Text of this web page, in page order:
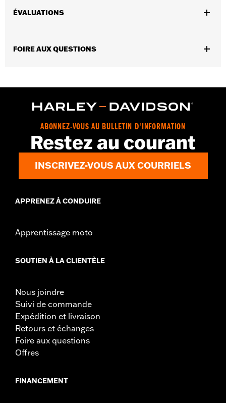
Caractéristiques fonctionnelles:
ÉVALUATIONS
FOIRE AUX QUESTIONS
ABONNEZ-VOUS AU BULLETIN D'INFORMATION
Restez au courant
INSCRIVEZ-VOUS AUX COURRIELS
APPRENEZ À CONDUIRE
Apprentissage moto
SOUTIEN À LA CLIENTÈLE
Nous joindre
Suivi de commande
Expédition et livraison
Retours et échanges
Foire aux questions
Offres
FINANCEMENT